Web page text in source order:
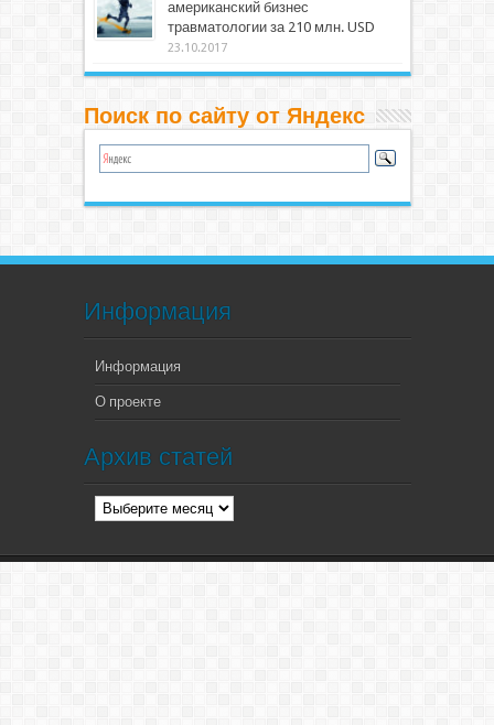
американский бизнес
травматологии за 210 млн. USD
23.10.2017
Поиск по сайту от Яндекс
Информация
Информация
О проекте
Архив статей
Архив
статей